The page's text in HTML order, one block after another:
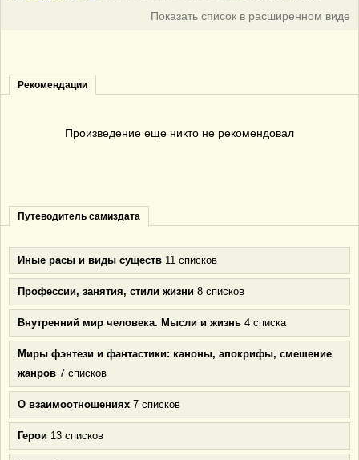
Показать список в расширенном виде
Рекомендации
Произведение еще никто не рекомендовал
Путеводитель самиздата
Иные расы и виды существ 11 списков
Профессии, занятия, стили жизни 8 списков
Внутренний мир человека. Мысли и жизнь 4 списка
Миры фэнтези и фантастики: каноны, апокрифы, смешение
жанров 7 списков
О взаимоотношениях 7 списков
Герои 13 списков